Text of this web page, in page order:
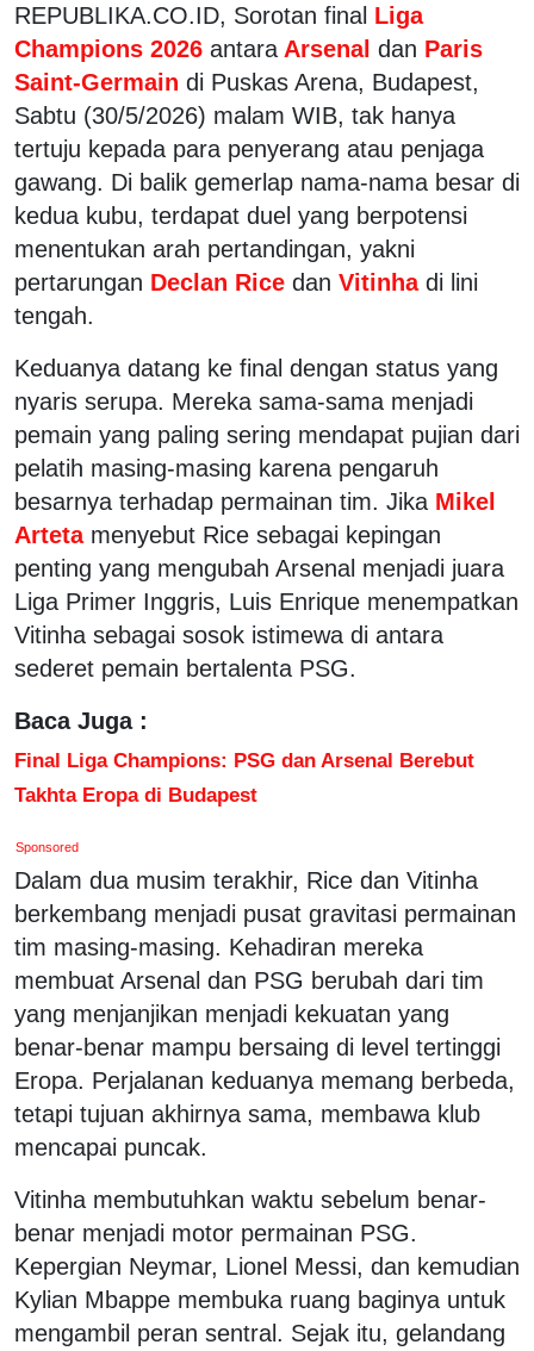
REPUBLIKA.CO.ID, Sorotan final Liga
Champions 2026 antara Arsenal dan Paris
Saint-Germain di Puskas Arena, Budapest,
Sabtu (30/5/2026) malam WIB, tak hanya
tertuju kepada para penyerang atau penjaga
gawang. Di balik gemerlap nama-nama besar di
kedua kubu, terdapat duel yang berpotensi
menentukan arah pertandingan, yakni
pertarungan Declan Rice dan Vitinha di lini
tengah.
Keduanya datang ke final dengan status yang
nyaris serupa. Mereka sama-sama menjadi
pemain yang paling sering mendapat pujian dari
pelatih masing-masing karena pengaruh
besarnya terhadap permainan tim. Jika Mikel
Arteta menyebut Rice sebagai kepingan
penting yang mengubah Arsenal menjadi juara
Liga Primer Inggris, Luis Enrique menempatkan
Vitinha sebagai sosok istimewa di antara
sederet pemain bertalenta PSG.
Baca Juga :
Final Liga Champions: PSG dan Arsenal Berebut
Takhta Eropa di Budapest
Sponsored
Dalam dua musim terakhir, Rice dan Vitinha
berkembang menjadi pusat gravitasi permainan
tim masing-masing. Kehadiran mereka
membuat Arsenal dan PSG berubah dari tim
yang menjanjikan menjadi kekuatan yang
benar-benar mampu bersaing di level tertinggi
Eropa. Perjalanan keduanya memang berbeda,
tetapi tujuan akhirnya sama, membawa klub
mencapai puncak.
Vitinha membutuhkan waktu sebelum benar-
benar menjadi motor permainan PSG.
Kepergian Neymar, Lionel Messi, dan kemudian
Kylian Mbappe membuka ruang baginya untuk
mengambil peran sentral. Sejak itu, gelandang